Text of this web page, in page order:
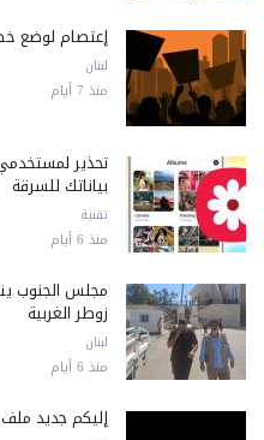
إعتصام لوضع
لبنان
منذ 7 أيام
تحذير
بياناتك للسرقة
تقنية
منذ 6 أيام
مجلس الجنوب
زوطر الغربية
لبنان
منذ 6 أيام
إليكم جديد